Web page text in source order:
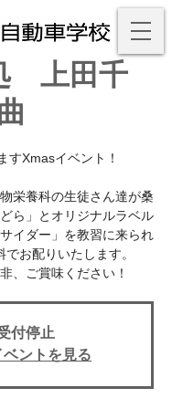
上田千
すXmasイベント！
栄養科の生徒さん達が桑
ら」とオリジナルラベル
イダー」を教習に来られ
お配りいたします。
、ご賞味ください！
付停止
ントを見る